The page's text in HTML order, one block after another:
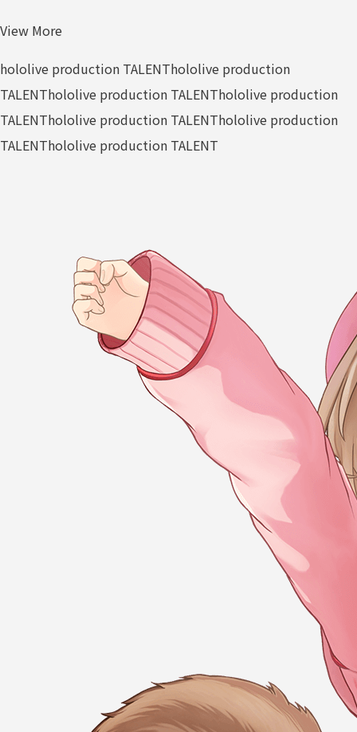
View More
hololive production TALENThololive production
TALENThololive production TALENThololive production
TALENThololive production TALENThololive production
TALENThololive production TALENT